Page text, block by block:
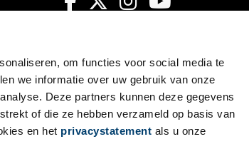
om functies voor social media te
we informatie over uw gebruik van onze
Deze partners kunnen deze gegevens
of die ze hebben verzameld op basis van
en het privacystatement als u onze